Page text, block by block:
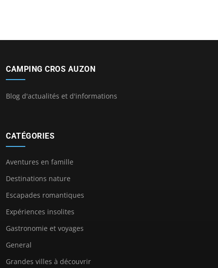
CAMPING CROS AUZON
Blog d'actualités et d'informations
CATÉGORIES
Aventures en famille
Destinations nature
Escapades romantiques
Expériences insolites
Gastronomie et voyages
General
Grandes villes à découvrir